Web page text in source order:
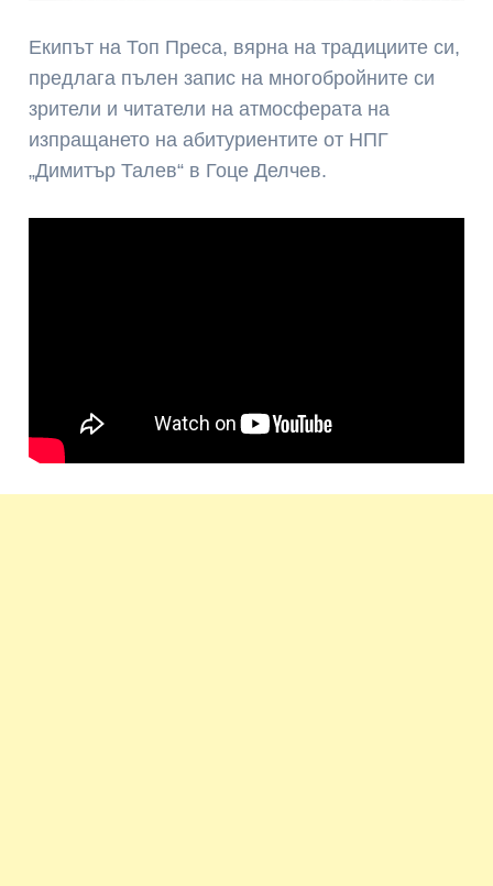
Екипът на Топ Преса, вярна на традициите си,
предлага пълен запис на многобройните си
зрители и читатели на атмосферата на
изпращането на абитуриентите от НПГ
„Димитър Талев“ в Гоце Делчев.